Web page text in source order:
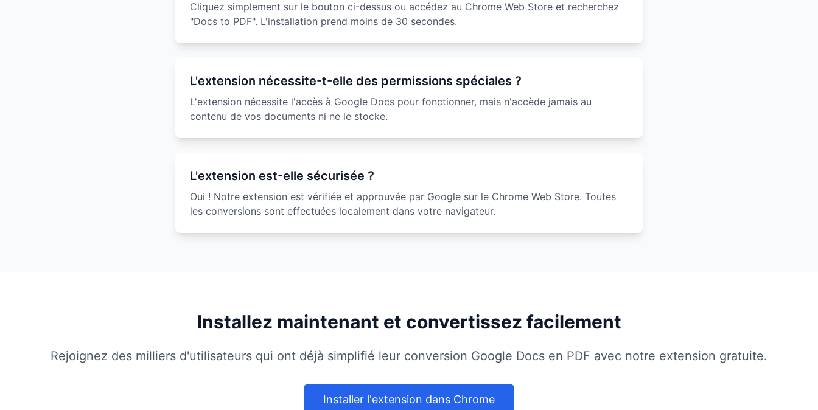
Cliquez simplement sur le bouton ci-dessus ou accédez au Chrome Web Store et recherchez
"Docs to PDF". L'installation prend moins de 30 secondes.
L'extension nécessite-t-elle des permissions spéciales ?
L'extension nécessite l'accès à Google Docs pour fonctionner, mais n'accède jamais au
contenu de vos documents ni ne le stocke.
L'extension est-elle sécurisée ?
Oui ! Notre extension est vérifiée et approuvée par Google sur le Chrome Web Store. Toutes
les conversions sont effectuées localement dans votre navigateur.
Installez maintenant et convertissez facilement
Rejoignez des milliers d'utilisateurs qui ont déjà simplifié leur conversion Google Docs en PDF avec notre extension gratuite.
Installer l'extension dans Chrome